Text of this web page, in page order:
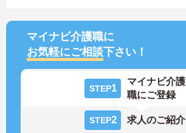
マイナビ介護職に
お気軽にご相談下さい！
STEP1
マイナビ介護
職にご登録
STEP2 求人のご紹介